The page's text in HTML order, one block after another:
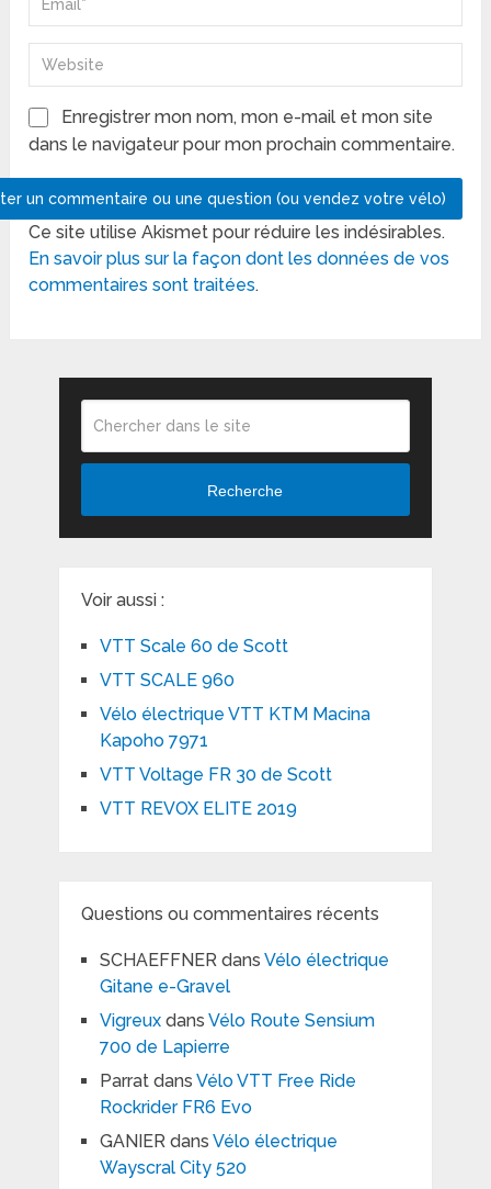
Enregistrer mon nom, mon e-mail et mon site
dans le navigateur pour mon prochain commentaire.
Ce site utilise Akismet pour réduire les indésirables.
En savoir plus sur la façon dont les données de vos
commentaires sont traitées.
Recherche
Voir aussi :
VTT Scale 60 de Scott
VTT SCALE 960
Vélo électrique VTT KTM Macina
Kapoho 7971
VTT Voltage FR 30 de Scott
VTT REVOX ELITE 2019
Questions ou commentaires récents
SCHAEFFNERdans Vélo électrique
Gitane e-Gravel
Vigreuxdans Vélo Route Sensium
700 de Lapierre
Parratdans Vélo VTT Free Ride
Rockrider FR6 Evo
GANIERdans Vélo électrique
Wayscral City 520